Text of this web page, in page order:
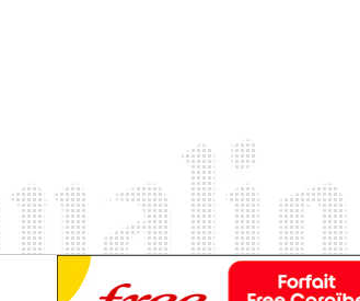
SimpleAds Block Bannière